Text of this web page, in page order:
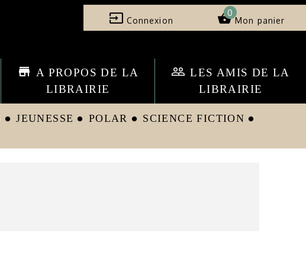
input Connexion shopping_basket
0
Mon panier
store A PROPOS DE LA
LIBRAIRIE
people_outline LES AMIS DE LA
LIBRAIRIE
circle JEUNESSE circle POLAR circle SCIENCE FICTION circle